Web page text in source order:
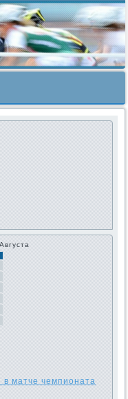
матче чемпионата